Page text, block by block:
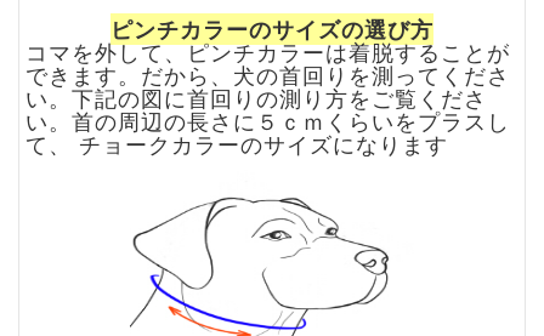
ピンチカラーのサイズの選び方
コマを外して、ピンチカラーは着脱することが
できます。だから、犬の首回りを測ってくださ
い。下記の図に首回りの測り方をご覧くださ
い。首の周辺の長さに５ｃｍくらいをプラスし
て、 チョークカラーのサイズになります